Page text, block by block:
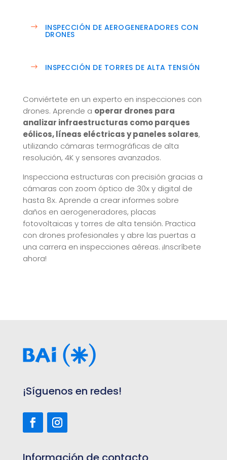
INSPECCIÓN DE AEROGENERADORES CON
DRONES
INSPECCIÓN DE TORRES DE ALTA TENSIÓN
Conviértete en un experto en inspecciones con
drones. Aprende a operar drones para
analizar infraestructuras como parques
eólicos, líneas eléctricas y paneles solares,
utilizando cámaras termográficas de alta
resolución, 4K y sensores avanzados.
Inspecciona estructuras con precisión gracias a
cámaras con zoom óptico de 30x y digital de
hasta 8x. Aprende a crear informes sobre
daños en aerogeneradores, placas
fotovoltaicas y torres de alta tensión. Practica
con drones profesionales y abre las puertas a
una carrera en inspecciones aéreas. ¡Inscríbete
ahora!
¡Síguenos en redes!